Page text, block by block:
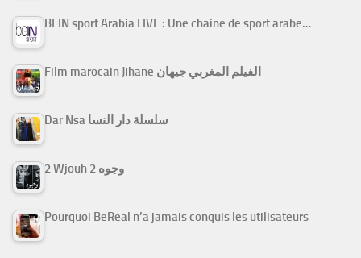
BEIN sport Arabia LIVE : Une chaine de sport arabe…
Film marocain Jihane الفيلم المغربي جيهان
Dar Nsa سلسلة دار النسا
2 Wjouh 2 وجوه
Pourquoi BeReal n’a jamais conquis les utilisateurs